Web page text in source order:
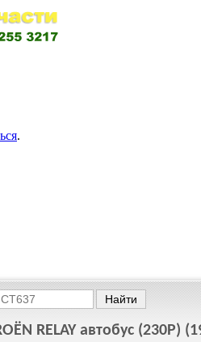
.
RELAY автобус (230P)